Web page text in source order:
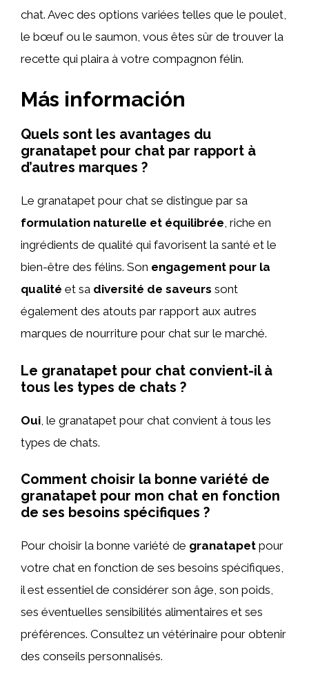
chat. Avec des options variées telles que le poulet,
le bœuf ou le saumon, vous êtes sûr de trouver la
recette qui plaira à votre compagnon félin.
Más información
Quels sont les avantages du
granatapet pour chat par rapport à
d’autres marques ?
Le granatapet pour chat se distingue par sa
formulation naturelle et équilibrée, riche en
ingrédients de qualité qui favorisent la santé et le
bien-être des félins. Son engagement pour la
qualité et sa diversité de saveurs sont
également des atouts par rapport aux autres
marques de nourriture pour chat sur le marché.
Le granatapet pour chat convient-il à
tous les types de chats ?
Oui , le granatapet pour chat convient à tous les
types de chats.
Comment choisir la bonne variété de
granatapet pour mon chat en fonction
de ses besoins spécifiques ?
Pour choisir la bonne variété de granatapet pour
votre chat en fonction de ses besoins spécifiques,
il est essentiel de considérer son âge, son poids,
ses éventuelles sensibilités alimentaires et ses
préférences. Consultez un vétérinaire pour obtenir
des conseils personnalisés.